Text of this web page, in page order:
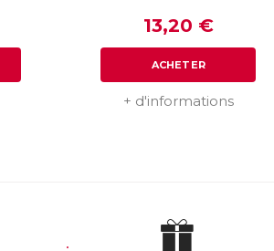
13,20 €
ACHETER
+ d'informations